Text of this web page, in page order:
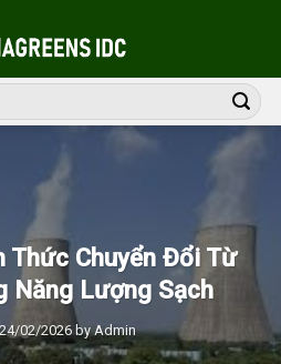
Thức Chuyển Đổi Từ
Năng Lượng Sạch
24/02/2026 byAdmin